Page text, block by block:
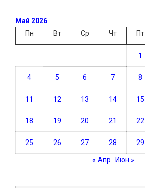
Май 2026
Пн
Вт Ср Чт Пт
1
4 5 6 7 8
11 12 13 14 15
18 19 20 21 22
25 26 27 28 29
« Апр Июн »